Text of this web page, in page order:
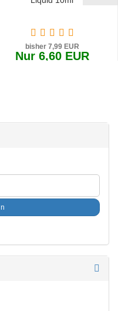
bisher 7,99 EUR
Nur 6,60 EUR